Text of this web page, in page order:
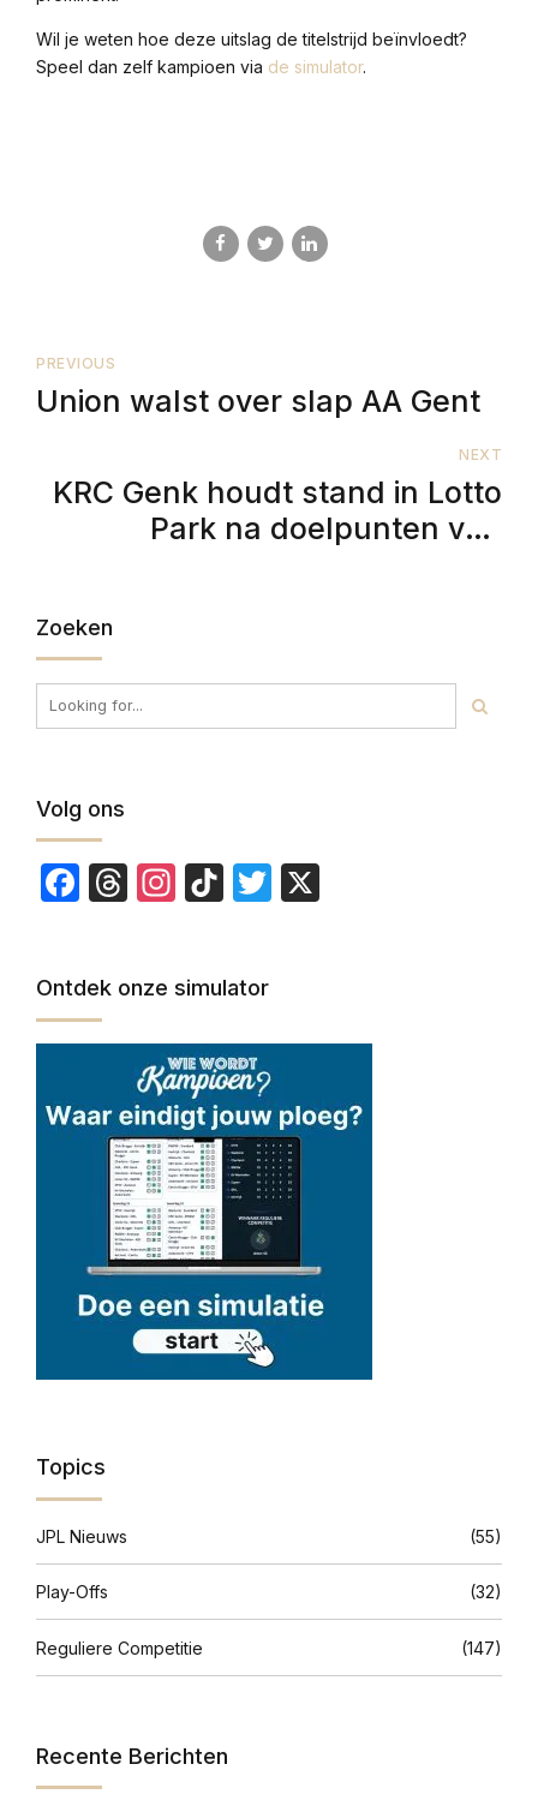
Wil je weten hoe deze uitslag de titelstrijd beïnvloedt?
Speel dan zelf kampioen via de simulator.
PREVIOUS
Union walst over slap AA Gent
NEXT
KRC Genk houdt stand in Lotto
Park na doelpunten van
Zoeken
Volg ons
Facebook
Threads
Instagram
TikTokTwitter
Ontdek onze simulator
Topics
JPL Nieuws (55)
Play-Offs (32)
Reguliere Competitie (147)
Recente Berichten